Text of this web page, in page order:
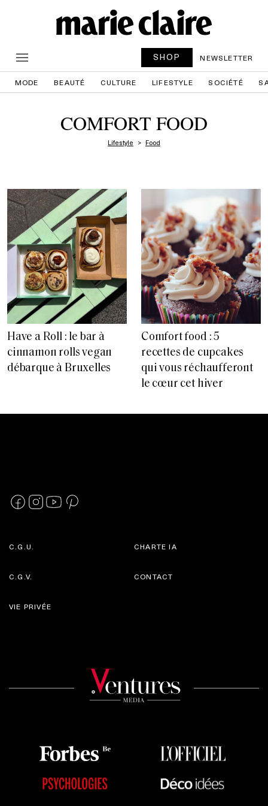
SHOP NEWSLETTER
MODE BEAUTÉ CULTURE LIFESTYLE SOCIÉTÉ
COMFORT FOOD
Lifestyle Food
Have a Roll : le bar à
cinnamon rolls vegan
débarque à Bruxelles
Comfort food : 5
recettes de cupcakes
qui vous réchaufferont
le cœur cet hiver
C.G.U.
C.G.V.
CHARTE IA
CONTACT
VIE PRIVÉE